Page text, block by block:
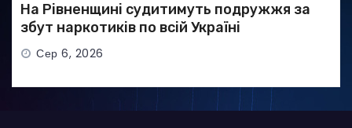
На Рівненщині судитимуть подружжя за
збут наркотиків по всій Україні
Сер 6, 2026